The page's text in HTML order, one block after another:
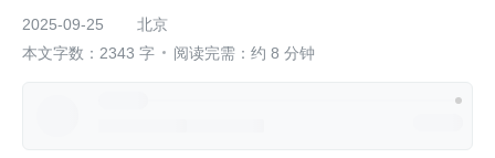
2025-09-25
北京
本文字数：2343 字
阅读完需：约 8 分钟